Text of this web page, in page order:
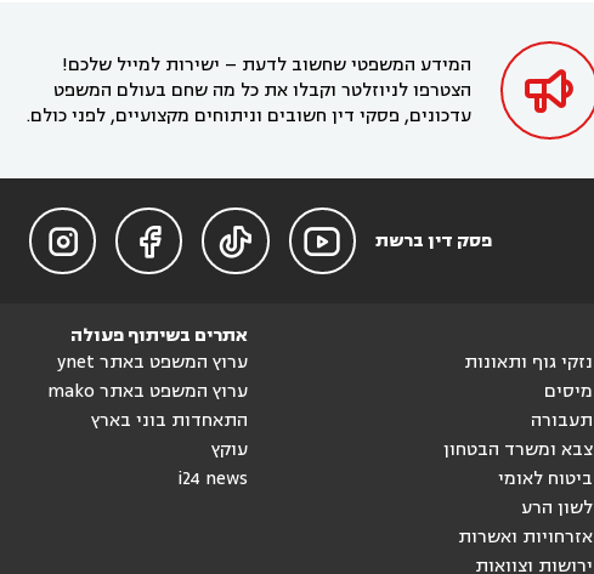

המידע המשפטי שחשוב לדעת – ישירות למייל שלכם!
הצטרפו לניוזלטר וקבלו את כל מה שחם בעולם המשפט
עדכונים, פסקי דין חשובים וניתוחים מקצועיים, לפני כולם.
פסק דין ברשת 



נזקי גוף ותאונות
מיסים
תעבורה
צבא ומשרד הבטחון
ביטוח לאומי
לשון הרע
אזרחויות ואשרות
ירושות וצוואות
אתרים בשיתוף פעולה
ערוץ המשפט באתר ynet
ערוץ המשפט באתר mako
התאחדות בוני בארץ
עוקץ
i24 news